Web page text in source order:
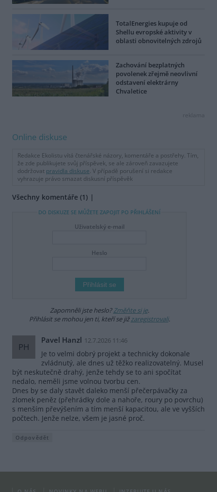
TotalEnergies kupuje od
Shellu evropské aktivity v
oblasti obnovitelných zdrojů
Zachování bezplatných
povolenek zřejmě neovlivní
odstavení elektrárny
Chvaletice
reklama
Online diskuse
Redakce Ekolistu vítá čtenářské názory, komentáře a postřehy. Tím,
že zde publikujete svůj příspěvek, se ale zároveň zavazujete
dodržovat pravidla diskuse. V případě porušení si redakce
vyhrazuje právo smazat diskusní příspěvěk
Všechny komentáře (1)
DO DISKUZE SE MŮŽETE ZAPOJIT PO PŘIHLÁŠENÍ
Uživatelský e-mail
Heslo
Zapomněli jste heslo?Změňte si je.
Přihlásit se mohou jen ti, kteří se jižzaregistrovali.
PH
Pavel Hanzl 12.7.2026 11:46
Je to velmi dobrý projekt a technicky dokonale
zvládnutý, ale dnes už těžko realizovatelný. Musel
být neskutečně drahý, jenže tehdy se to ani spočítat
nedalo, neměli jsme volnou tvorbu cen.
Dnes by se daly stavět daleko menší přečerpávačky za
zlomek peněz (přehrádky dole a nahoře, roury po povrchu)
s menším převýšením a tím menší kapacitou, ale ve vyšších
počtech. Jenže nelze, všem je jasné proč.
Odpovědět